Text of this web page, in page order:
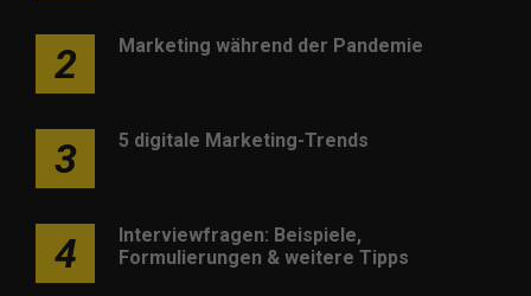
2 Marketing während der Pandemie
3 5 digitale Marketing-Trends
4
Interviewfragen: Beispiele,
Formulierungen & weitere Tipps